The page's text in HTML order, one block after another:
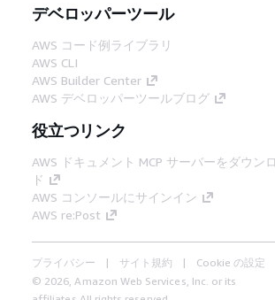
デベロッパーツール
AWS コード例ライブラリ
AWS CLI
AWS Builder Center
AWS デベロッパーツールブログ
役立つリンク
AWS ドキュメント MCP サーバーをダウン
ド
AWS コンソールにサインイン
AWS re:Post
プライバシー サイト規約
Cookie の設定
© 2026, Amazon Web Services, Inc. or its